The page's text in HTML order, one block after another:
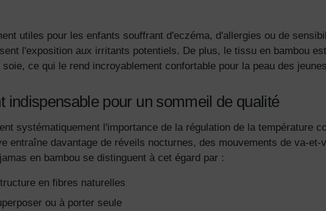
utiles pour les enfants souffrant d'eczéma, d'allergies ou de
l'exposition aux irritants potentiels. De plus, le tissu en bambou
ce qui le rend incroyablement confortable pour la peau des
indispensable pour un sommeil de qualité
systématiquement l'importance de la régulation de la température
entraîne davantage de réveils nocturnes, des mouvements de va-et-
en bambou se distinguent à cet égard par :
en fibres naturelles
ou à porter seule